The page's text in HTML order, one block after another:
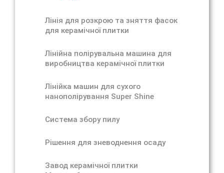
Лінія для розкрою та зняття фасок
для керамічної плитки
Лінійна полірувальна машина для
виробництва керамічної плитки
Лінійка машин для сухого
нанополірування Super Shine
Система збору пилу
Рішення для зневоднення осаду
Завод керамічної плитки